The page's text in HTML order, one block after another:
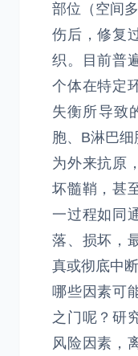
部位（空间
伤后，修复
织。目前普
个体在特定
失衡所导致
胞、B淋巴细
为外来抗原
坏髓鞘，甚
一过程如同
落、损坏，
真或彻底中断
哪些因素可
之门呢？研
风险因素，